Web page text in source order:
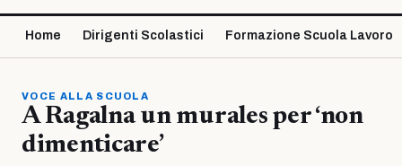
Home Dirigenti Scolastici Formazione Scuola Lavoro
VOCE ALLA SCUOLA
A Ragalna un murales per ‘non
dimenticare’